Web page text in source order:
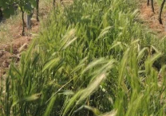
Buchung & Service
ShopRheinhessen-Blog Karte